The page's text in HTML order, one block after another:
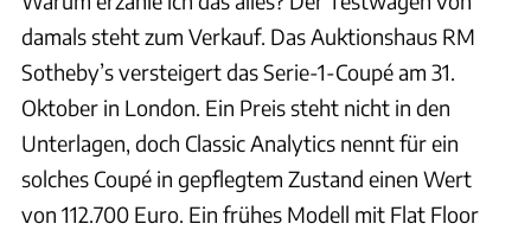
damals steht zum Verkauf. Das Auktionshaus RM
Sotheby’s versteigert das Serie-1-Coupé am 31.
Oktober in London. Ein Preis steht nicht in den
Unterlagen, doch Classic Analytics nennt für ein
solches Coupé in gepflegtem Zustand einen Wert
von 112.700 Euro. Ein frühes Modell mit Flat Floor